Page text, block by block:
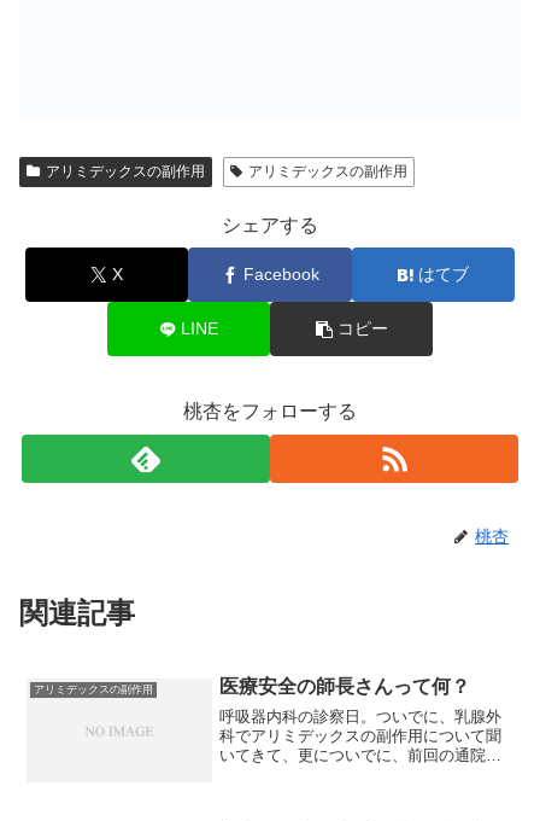
アリミデックスの副作用 アリミデックスの副作用
シェアする
X Facebook はてブ
LINE コピー
桃杏をフォローする
桃杏
関連記事
アリミデックスの副作用 医療安全の師長さんって何？
呼吸器内科の診察日。ついでに、乳腺外
科でアリミデックスの副作用について聞
いてきて、更についでに、前回の通院時